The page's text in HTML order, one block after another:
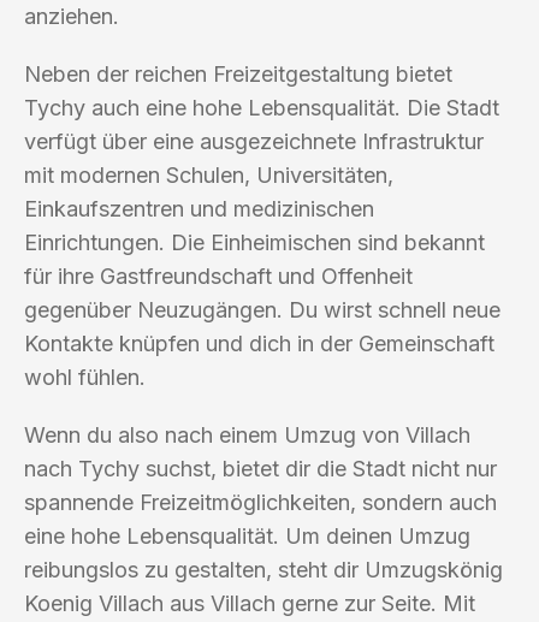
anziehen.
Neben der reichen Freizeitgestaltung bietet
Tychy auch eine hohe Lebensqualität. Die Stadt
verfügt über eine ausgezeichnete Infrastruktur
mit modernen Schulen, Universitäten,
Einkaufszentren und medizinischen
Einrichtungen. Die Einheimischen sind bekannt
für ihre Gastfreundschaft und Offenheit
gegenüber Neuzugängen. Du wirst schnell neue
Kontakte knüpfen und dich in der Gemeinschaft
wohl fühlen.
Wenn du also nach einem Umzug von Villach
nach Tychy suchst, bietet dir die Stadt nicht nur
spannende Freizeitmöglichkeiten, sondern auch
eine hohe Lebensqualität. Um deinen Umzug
reibungslos zu gestalten, steht dir Umzugskönig
Koenig Villach aus Villach gerne zur Seite. Mit